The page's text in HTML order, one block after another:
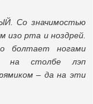
Со значимостью
изо рта и ноздрей.
болтает ногами
на столбе лэп
– да на эти